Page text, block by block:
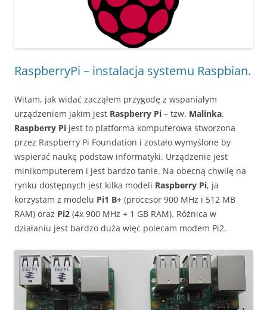
RaspberryPi – instalacja systemu Raspbian.
Witam, jak widać zacząłem przygodę z wspaniałym
urządzeniem jakim jest Raspberry Pi – tzw. Malinka.
Raspberry Pi jest to platforma komputerowa stworzona
przez Raspberry Pi Foundation i zostało wymyślone by
wspierać naukę podstaw informatyki. Urządzenie jest
minikomputerem i jest bardzo tanie. Na obecną chwilę na
rynku dostępnych jest kilka modeli Raspberry Pi, ja
korzystam z modelu Pi1 B+ (procesor 900 MHz i 512 MB
RAM) oraz Pi2 (4x 900 MHz + 1 GB RAM). Różnica w
działaniu jest bardzo duża więc polecam modem Pi2.